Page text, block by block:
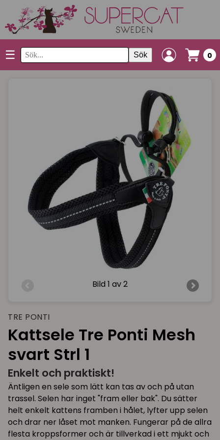
☰ Sök 0
Bild 1 av 2
TRE PONTI
Kattsele Tre Ponti Mesh
svart Strl 1
Enkelt och praktiskt!
Äntligen en sele som lätt kan tas av och på utan
trassel. Selen har inget "fram eller bak". Du sätter
helt enkelt kattens framben i hålet, lyfter upp selen
och drar ner låset mot manken. Fungerar på de allra
flesta kroppsformer och är tillverkad i ett mjukt och